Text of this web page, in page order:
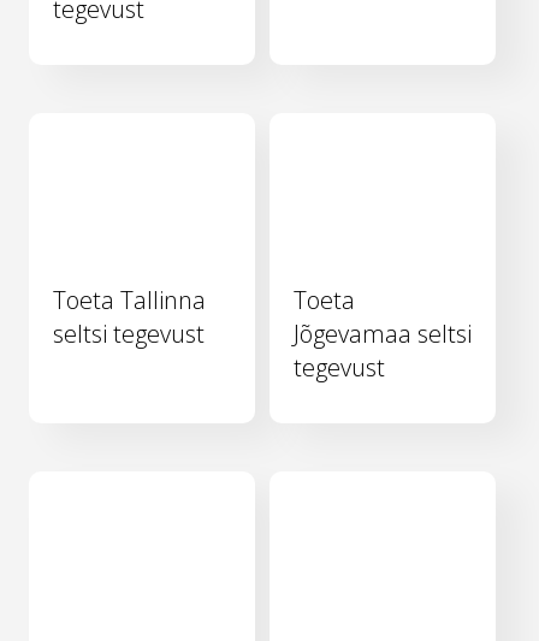
tegevust
Toeta Tallinna
seltsi tegevust
Toeta
Jõgevamaa seltsi
tegevust